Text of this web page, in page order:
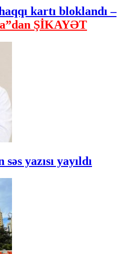
kartı bloklandı –
ŞİKAYƏT
yazısı yayıldı